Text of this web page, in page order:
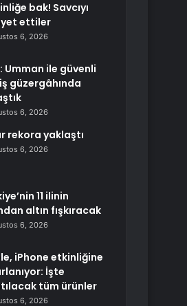
bak! Savcıyı
ettiler
6, 2026
Umman ile güvenli
güzergâhında
6, 2026
rekora yaklaştı
6, 2026
11 ilinin
altın fışkıracak
6, 2026
iPhone etkinliğine
İşte
tüm ürünler
6, 2026